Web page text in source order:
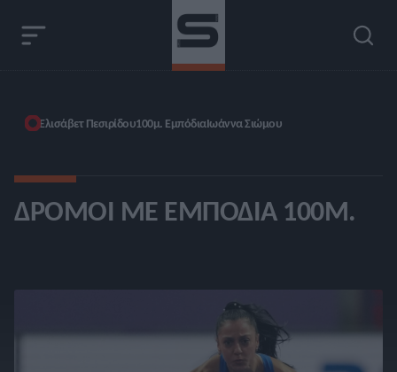
Ελισάβετ Πεσιρίδου100μ. ΕμπόδιαΙωάννα Σιώμου
ΔΡΌΜΟΙ ΜΕ ΕΜΠΌΔΙΑ 100Μ.